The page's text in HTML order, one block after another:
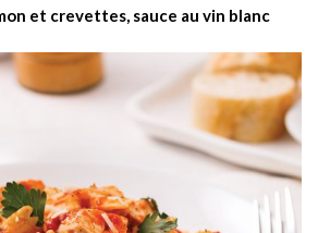
et crevettes, sauce au vin blanc